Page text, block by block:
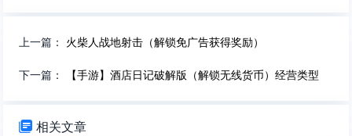
上一篇： 火柴人战地射击（解锁免广告获得奖励）
下一篇： 【手游】酒店日记破解版（解锁无线货币）经营类型
 相关文章